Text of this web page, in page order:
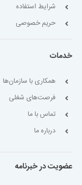
شرایط استفاده
حریم خصوصی
خدمات
همکاری با سازمان‌ها
فرصت‌های شغلی
تماس با ما
درباره ما
عضویت در خبرنامه